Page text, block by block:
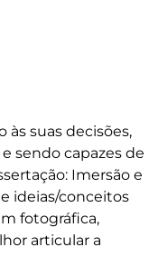
suas decisões,
sendo capazes de
Imersão e
ideias/conceitos
fotográfica,
articular a